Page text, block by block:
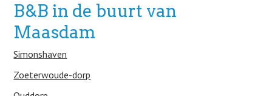
B&B in de buurt van
Maasdam
Simonshaven
Zoeterwoude-dorp